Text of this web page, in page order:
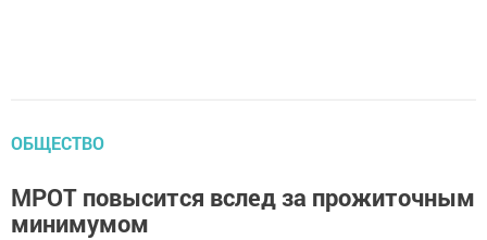
ОБЩЕСТВО
МРОТ повысится вслед за прожиточным
минимумом